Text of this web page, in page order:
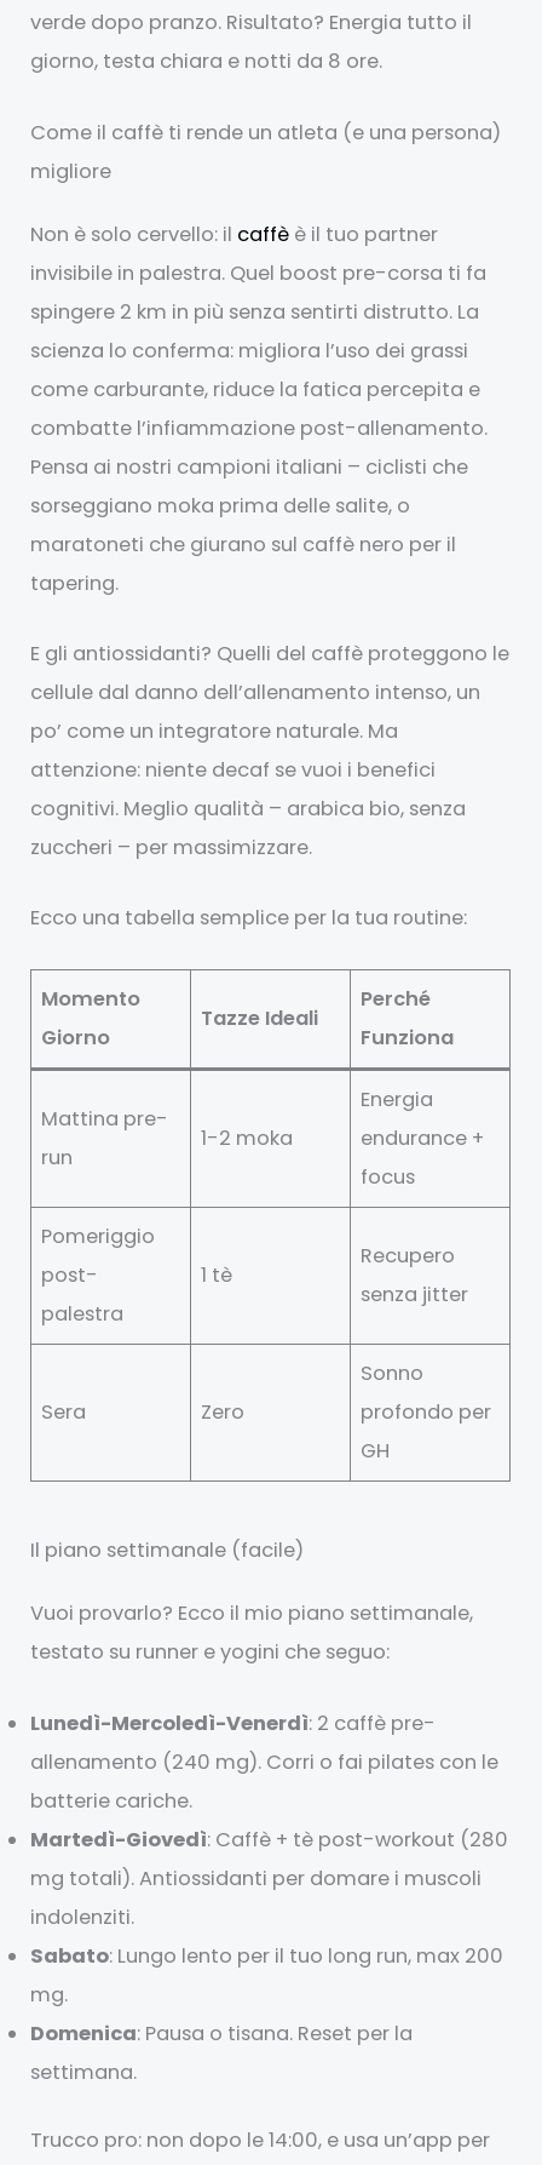
verde dopo pranzo. Risultato? Energia tutto il
giorno, testa chiara e notti da 8 ore.
Come il caffè ti rende un atleta (e una persona)
migliore
Non è solo cervello: il caffè è il tuo partner
invisibile in palestra. Quel boost pre-corsa ti fa
spingere 2 km in più senza sentirti distrutto. La
scienza lo conferma: migliora l’uso dei grassi
come carburante, riduce la fatica percepita e
combatte l’infiammazione post-allenamento.
Pensa ai nostri campioni italiani – ciclisti che
sorseggiano moka prima delle salite, o
maratoneti che giurano sul caffè nero per il
tapering.
E gli antiossidanti? Quelli del caffè proteggono le
cellule dal danno dell’allenamento intenso, un
po’ come un integratore naturale. Ma
attenzione: niente decaf se vuoi i benefici
cognitivi. Meglio qualità – arabica bio, senza
zuccheri – per massimizzare.
Ecco una tabella semplice per la tua routine:
Momento
Giorno
Tazze Ideali
Perché
Funziona
Mattina pre-
run
1-2 moka
Energia
endurance +
focus
Pomeriggio
post-
palestra
1 tè
Recupero
senza jitter
Sera Zero
Sonno
profondo per
GH
Il piano settimanale (facile)
Vuoi provarlo? Ecco il mio piano settimanale,
testato su runner e yogini che seguo:
Lunedì-Mercoledì-Venerdì: 2 caffè pre-
allenamento (240 mg). Corri o fai pilates con le
batterie cariche.
Martedì-Giovedì: Caffè + tè post-workout (280
mg totali). Antiossidanti per domare i muscoli
indolenziti.
Sabato: Lungo lento per il tuo long run, max 200
mg.
Domenica: Pausa o tisana. Reset per la
settimana.
Trucco pro: non dopo le 14:00, e usa un’app per